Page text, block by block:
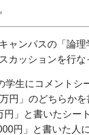
。
ャンパスの「論
カッションを行な
学生にコメントシ
円」のどちらか
円」と書いたシー
円」と書いた人